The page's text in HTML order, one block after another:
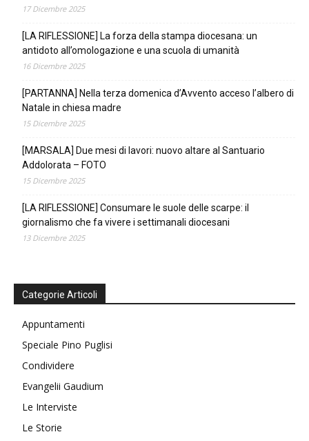
17 Dicembre 2025
[LA RIFLESSIONE] La forza della stampa diocesana: un
antidoto all’omologazione e una scuola di umanità
16 Dicembre 2025
[PARTANNA] Nella terza domenica d’Avvento acceso l’albero di
Natale in chiesa madre
15 Dicembre 2025
[MARSALA] Due mesi di lavori: nuovo altare al Santuario
Addolorata – FOTO
15 Dicembre 2025
[LA RIFLESSIONE] Consumare le suole delle scarpe: il
giornalismo che fa vivere i settimanali diocesani
13 Dicembre 2025
Categorie Articoli
Appuntamenti
Speciale Pino Puglisi
Condividere
Evangelii Gaudium
Le Interviste
Le Storie